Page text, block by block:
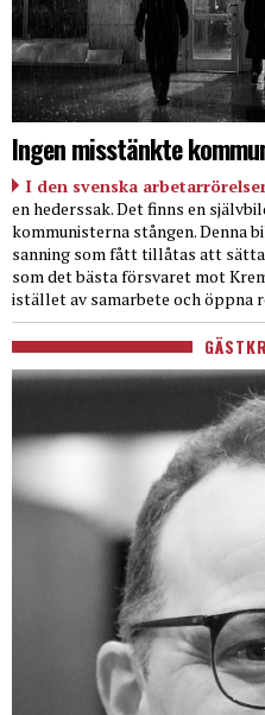
Ingen misstänkte
I den svenska
en hederssak. Det finns en
kommunisterna stången. Denna
sanning som fått tillåtas att
som det bästa försvaret mot
istället av samarbete och öppna